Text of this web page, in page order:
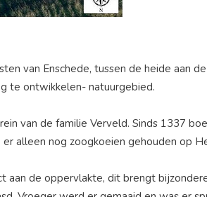
van Enschede, tussen de heide aan
te ontwikkelen- natuurgebied.
van de familie Verveld. Sinds 1337
alleen nog zoogkoeien gehouden op
aan de oppervlakte, dit brengt